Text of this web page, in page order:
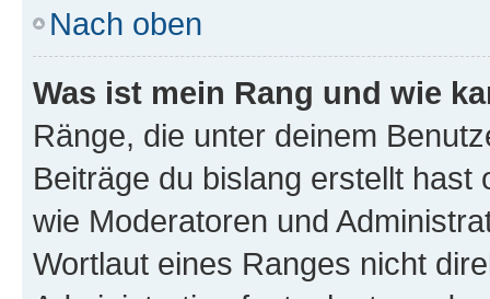
Nach oben
Was ist mein Rang und wie
Ränge, die unter deinem
Beiträge du bislang erstellt
wie Moderatoren und
Wortlaut eines Ranges nicht